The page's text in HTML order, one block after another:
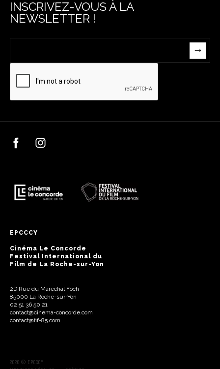
INSCRIVEZ-VOUS À LA
NEWSLETTER !
EPCCCY
Cinéma Le Concorde
Festival International du
Film de La Roche-sur-Yon
2D Rue du Maréchal Foch
85000 La Roche-sur-Yon
02 51 36 50 21
contact@cinema-concorde.com
contact@fif-85.com
2026 © EPCCCY